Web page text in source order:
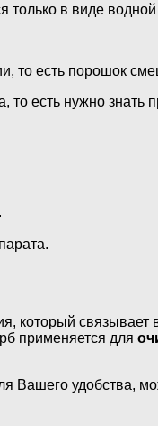
в виде водной
то есть порошок
есть нужно
который
применяется для
Вашего удобства,